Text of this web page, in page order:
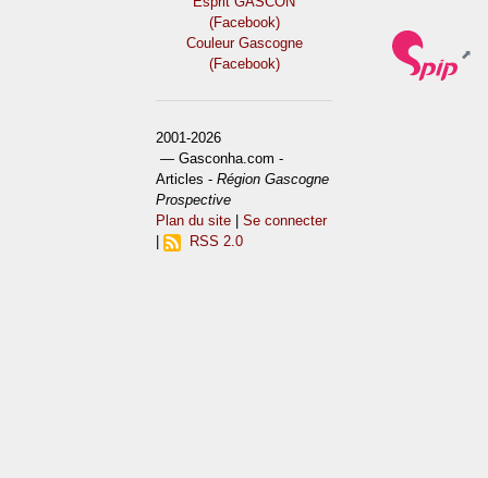
(Facebook)
Couleur Gascogne
(Facebook)
2001-2026
— Gasconha.com -
Articles -Région Gascogne
Prospective
Plan du site |Se connecter
|
RSS 2.0